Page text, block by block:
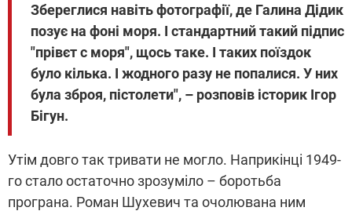
Збереглися навіть фотографії, де Галина Дідик
позує на фоні моря. І стандартний такий підпис
"прівєт с моря", щось таке. І таких поїздок
було кілька. І жодного разу не попалися. У них
була зброя, пістолети", – розповів історик Ігор
Бігун.
Утім довго так тривати не могло. Наприкінці 1949-
го стало остаточно зрозуміло – боротьба
програна. Роман Шухевич та очолювана ним